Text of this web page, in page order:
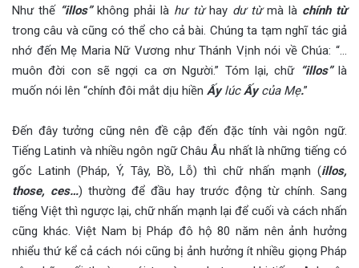
Như thế “illos”không phải là hư từhay dư từmà là chính từ
trong câu và cũng có thể cho cả bài. Chúng ta tạm nghĩ tác giả
nhớ đến Mẹ Maria Nữ Vương như Thánh Vịnh nói về Chúa: “…
muôn đời con sẽ ngợi ca ơn Người.” Tóm lại, chữ “illos”là
muốn nói lên “chính đôi mắt dịu hiền ẤylúcẤycủa Mẹ.”
Đến đây tưởng cũng nên đề cập đến đặc tính vài ngôn ngữ.
Tiếng Latinh và nhiều ngôn ngữ Châu Âu nhất là những tiếng có
gốc Latinh (Pháp, Ý, Tây, Bồ, Lỗ) thì chữ nhấn mạnh (illos,
those, ces…) thường để đầu hay trước động từ chính. Sang
tiếng Việt thì ngược lại, chữ nhấn mạnh lại để cuối và cách nhấn
cũng khác. Việt Nam bị Pháp đô hộ 80 năm nên ảnh hưởng
nhiểu thứ kể cả cách nói cũng bị ảnh hưởng ít nhiều giọng Pháp